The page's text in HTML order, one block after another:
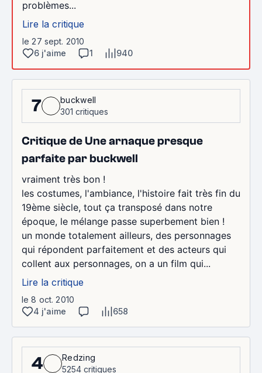
problèmes...
Lire la critique
le 27 sept. 2010
6 j'aime
1 940
7
buckwell
301 critiques
Critique de Une arnaque presque
parfaite par buckwell
vraiment très bon !
les costumes, l'ambiance, l'histoire fait très fin du
19ème siècle, tout ça transposé dans notre
époque, le mélange passe superbement bien !
un monde totalement ailleurs, des personnages
qui répondent parfaitement et des acteurs qui
collent aux personnages, on a un film qui...
Lire la critique
le 8 oct. 2010
4 j'aime
658
4
Redzing
5254 critiques